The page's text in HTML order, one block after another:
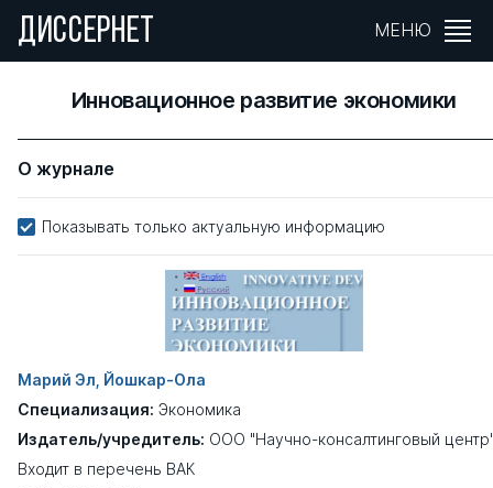
ДИССЕРНЕТ МЕНЮ
Инновационное развитие экономики
О журнале
Показывать только актуальную информацию
Марий Эл, Йошкар-Ола
Специализация: Экономика
Издатель/учредитель: ООО "Научно-консалтинговый
Входит в перечень ВАК